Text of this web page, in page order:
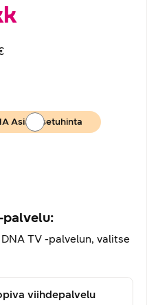
Asiakasetuhinta
palvelu:
TV -palvelun, valitse
viihdepalvelu